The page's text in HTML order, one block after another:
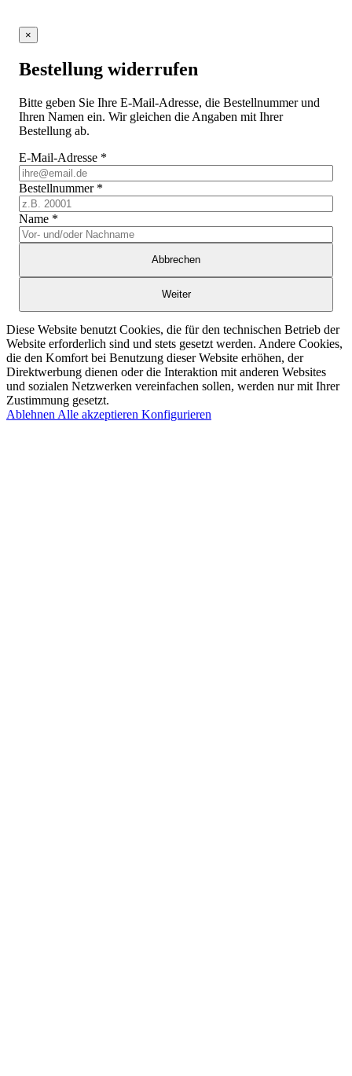
×
Bestellung widerrufen
Bitte geben Sie Ihre E-Mail-Adresse, die Bestellnummer und
Ihren Namen ein. Wir gleichen die Angaben mit Ihrer
Bestellung ab.
E-Mail-Adresse *
Bestellnummer *
Name *
Abbrechen
Weiter
Diese Website benutzt Cookies, die für den technischen Betrieb der
Website erforderlich sind und stets gesetzt werden. Andere Cookies,
die den Komfort bei Benutzung dieser Website erhöhen, der
Direktwerbung dienen oder die Interaktion mit anderen Websites
und sozialen Netzwerken vereinfachen sollen, werden nur mit Ihrer
Zustimmung gesetzt.
Ablehnen Alle akzeptieren Konfigurieren